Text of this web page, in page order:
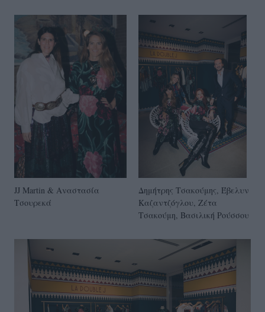
JJ Martin & Αναστασία
Τσουρεκά
Δημήτρης Τσακούμης, Έβελυν
Καζαντζόγλου, Ζέτα
Τσακούμη, Βασιλική Ρούσσου